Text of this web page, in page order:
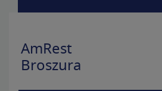
AmRest
Broszura